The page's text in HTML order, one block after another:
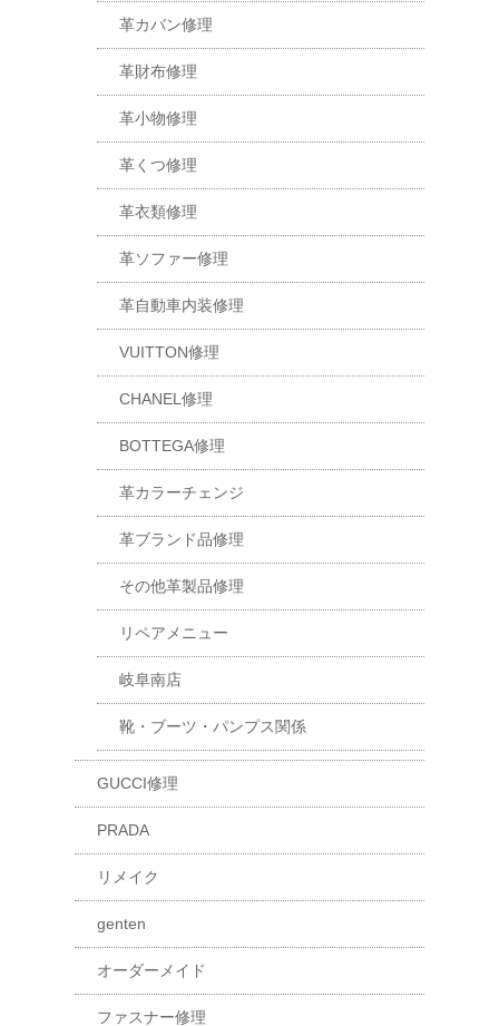
革カバン修理
革財布修理
革小物修理
革くつ修理
革衣類修理
革ソファー修理
革自動車内装修理
VUITTON修理
CHANEL修理
BOTTEGA修理
革カラーチェンジ
革ブランド品修理
その他革製品修理
リペアメニュー
岐阜南店
靴・ブーツ・パンプス関係
GUCCI修理
PRADA
リメイク
genten
オーダーメイド
ファスナー修理